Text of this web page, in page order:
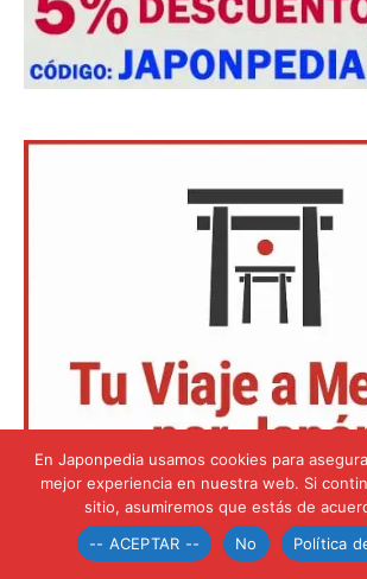
En Japonpedia usamos cookies para
mejor experiencia en nuestra web. Si
sitio, asumiremos que estás de
-- ACEPTAR --
No Política